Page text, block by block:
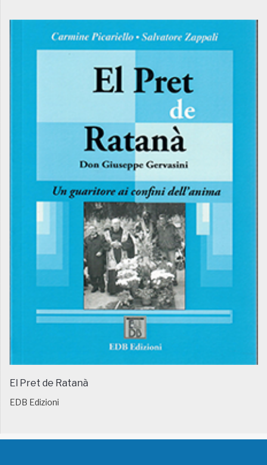
El Pret de Ratanà
EDB Edizioni